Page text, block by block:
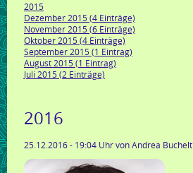
2015
Dezember 2015 (4 Einträge)
November 2015 (6 Einträge)
Oktober 2015 (4 Einträge)
September 2015 (1 Eintrag)
August 2015 (1 Eintrag)
Juli 2015 (2 Einträge)
2016
25.12.2016 - 19:04 Uhrvon Andrea Buchelt